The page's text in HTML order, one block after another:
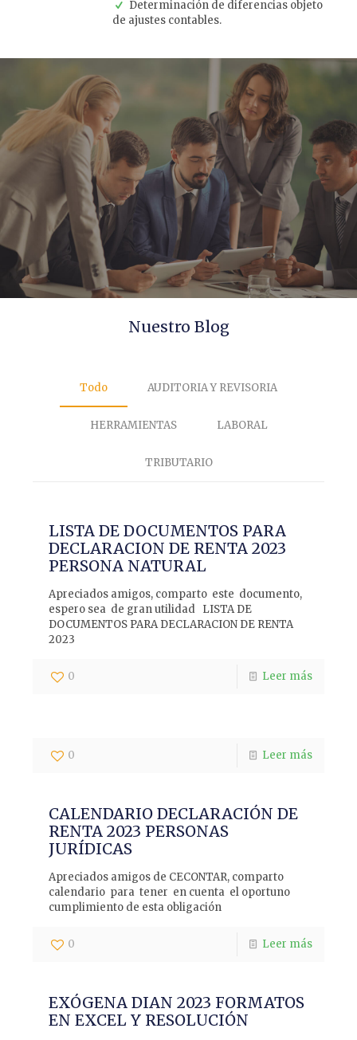
Determinación de diferencias objeto
de ajustes contables.
Nuestro Blog
Todo AUDITORIA Y REVISORIA
HERRAMIENTAS LABORAL
TRIBUTARIO
LISTA DE DOCUMENTOS PARA
DECLARACION DE RENTA 2023
PERSONA NATURAL
Apreciados amigos, comparto este documento,
espero sea de gran utilidad LISTA DE
DOCUMENTOS PARA DECLARACION DE RENTA
2023
0 Leer más
0 Leer más
CALENDARIO DECLARACIÓN DE
RENTA 2023 PERSONAS
JURÍDICAS
Apreciados amigos de CECONTAR, comparto
calendario para tener en cuenta el oportuno
cumplimiento de esta obligación
0 Leer más
EXÓGENA DIAN 2023 FORMATOS
EN EXCEL Y RESOLUCIÓN